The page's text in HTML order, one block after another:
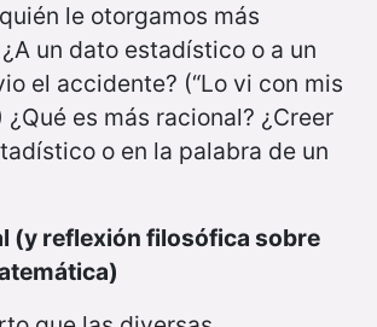
le otorgamos más
un dato estadístico o a un
el accidente? (“Lo vi con mis
¿Qué es más racional? ¿Creer
o en la palabra de un
(y reflexión filosófica sobre